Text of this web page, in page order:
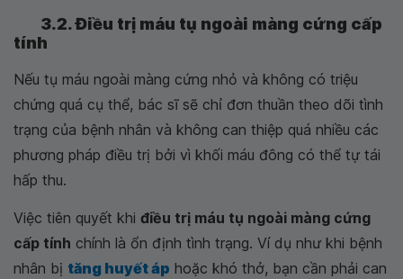
3.2. Điều trị máu tụ ngoài màng cứng cấp
tính
Nếu tụ máu ngoài màng cứng nhỏ và không có triệu
chứng quá cụ thể, bác sĩ sẽ chỉ đơn thuần theo dõi tình
trạng của bệnh nhân và không can thiệp quá nhiều các
phương pháp điều trị bởi vì khối máu đông có thể tự tái
hấp thu.
Việc tiên quyết khi điều trị máu tụ ngoài màng cứng
cấp tính chính là ổn định tình trạng. Ví dụ như khi bệnh
nhân bị tăng huyết áp hoặc khó thở, bạn cần phải can